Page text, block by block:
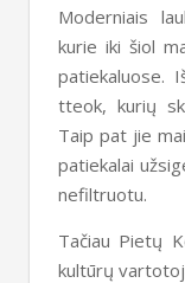
Moderniais
kurie iki šiol
patiekaluose.
tteok, kurių
Taip pat jie
patiekalai
nefiltruotu.
Tačiau Pietų
kultūrų